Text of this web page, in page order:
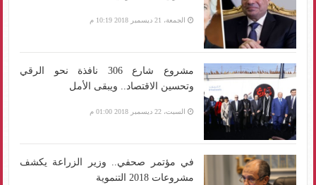
الجمعة، 21 ديسمبر 2018 10:19 م
مشروع شارع 306 نافذة نحو الرقي
وتحسين الاقتصاد.. ويبقى الأمل
السبت، 22 ديسمبر 2018 01:00 م
في مؤتمر صحفي.. وزير الزراعة يكشف
مشروعات 2018 التنموية